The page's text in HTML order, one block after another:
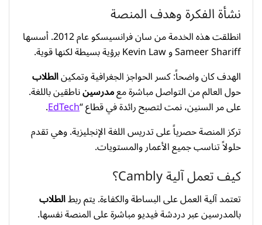
نشأة الفكرة وهدف المنصة
انطلقت هذه الخدمة من سان فرانسيسكو عام 2012. أسسها
Sameer Shariff و Kevin Law برؤية بسيطة لكنها قوية.
الهدف كان واضحاً: كسر الحواجز الجغرافية وتمكينالطلاب
حول العالم من التواصل مباشرة معمدرسينناطقين باللغة.
على مر السنين، نمت لتصبح رائدة في قطاع “EdTech
.
تركز المنصة حصرياً على تدريس اللغة الإنجليزية. وهي تقدم
حلولاً تناسب جميع الأعمار والمستويات.
كيف تعمل آلية Cambly؟
تعتمد آلية العمل على البساطة والكفاءة. يتم ربطالطلاب
بالمدرسين عبر دردشة فيديو مباشرة على المنصة نفسها.